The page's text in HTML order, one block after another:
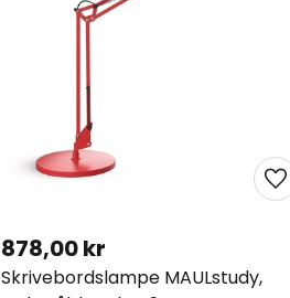
Skrivebordslampe MAULstudy,
878,00 kr